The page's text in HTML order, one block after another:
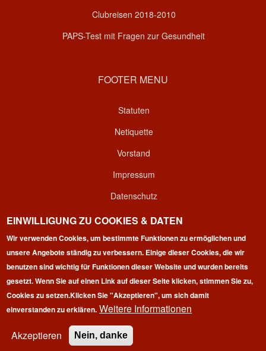
Clubreisen 2018-2010
PAPS-Test mit Fragen zur Gesundheit
FOOTER MENU
Statuten
Netiquette
Vorstand
Impressum
Datenschutz
Kontakt
Login
Copyright © 2026 | 100 Marathon Club Deutschland e.V. | All
rights reserved.
EINWILLIGUNG ZU COOKIES & DATEN
Wir verwenden Cookies, um bestimmte Funktionen zu ermöglichen und
unsere Angebote ständig zu verbessern. Einige dieser Cookies, die wir
benutzen sind wichtig für Funktionen dieser Website und wurden bereits
gesetzt. Wenn Sie auf einen Link auf dieser Seite klicken, stimmen Sie zu,
Cookies zu setzen.Klicken Sie "Akzeptieren", um sich damit
einverstanden zu erklären. Weitere Informationen
Akzeptieren
Nein, danke